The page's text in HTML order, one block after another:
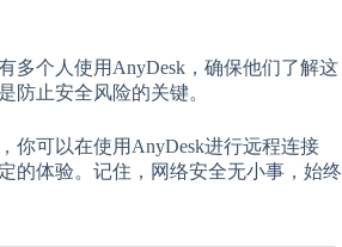
多个人使用AnyDesk，确保他们了解这
防止安全风险的关键。
你可以在使用AnyDesk进行远程连接
的体验。记住，网络安全无小事，始终